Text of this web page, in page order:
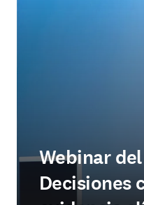
Webinar
Decisiones